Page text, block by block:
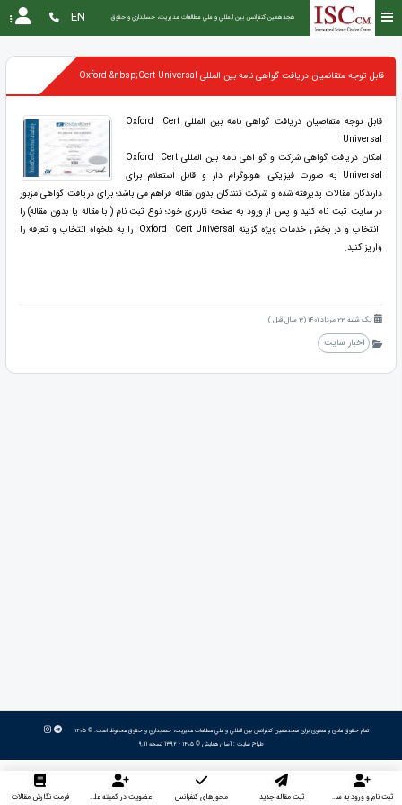
هجدهمین كنفرانس بين المللي و ملي مطالعات مديريت، حسابداري و حقوق EN
قابل توجه متقاضیان دریافت گواهی نامه بین المللی Oxford &nbsp;Cert Universal
قابل توجه متقاضیان دریافت گواهی نامه بین المللی Oxford Cert
Universal
امکان دریافت گواهی شرکت و گو اهی نامه بین المللی Oxford Cert
Universal به صورت فیزیکی، هولوگرام دار و قابل استعلام برای
دارندگان مقالات پذیرفته شده و شرکت کنندگان بدون مقاله فراهم می باشد؛ برای دریافت گواهی مزبور
در سایت ثبت نام کنید و پس از ورود به صفحه کاربری خود؛ نوع ثبت نام ( با مقاله یا بدون مقاله) را
انتخاب و در بخش خدمات ویژه گزینه Oxford Cert Universal را به دلخواه انتخاب و تعرفه را
واریز کنید.
یک شنبه 23 مرداد 1401 (3 سال قبل )
اخبار سایت
تمام حقوق مادی و معنوی برای هجدهمین كنفرانس بين المللي و ملي مطالعات مديريت، حسابداري و حقوق محفوظ است. © ۱۴۰۵
طراح سایت :آسان همایش © ۱۴۰۵ - 1392 نسخه 9.11
ثبت نام و ورود به سایت ثبت مقاله جدید محورهای کنفرانس عضویت در کمیته علمی داوران فرمت نگارش مقالات